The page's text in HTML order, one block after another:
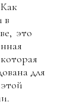
в
это
для